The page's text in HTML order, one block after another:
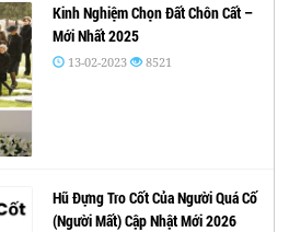
Kinh Nghiệm Chọn Đất Chôn Cất –
Mới Nhất 2025
13-02-2023 8521
Hũ Đựng Tro Cốt Của Người Quá Cố
(Người Mất) Cập Nhật Mới 2026